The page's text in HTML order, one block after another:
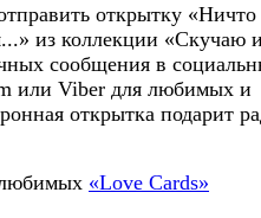
открытку «Ничто
из коллекции «Скучаю
сообщения в
или Viber для любимых и
открытка подарит
«Love Cards»